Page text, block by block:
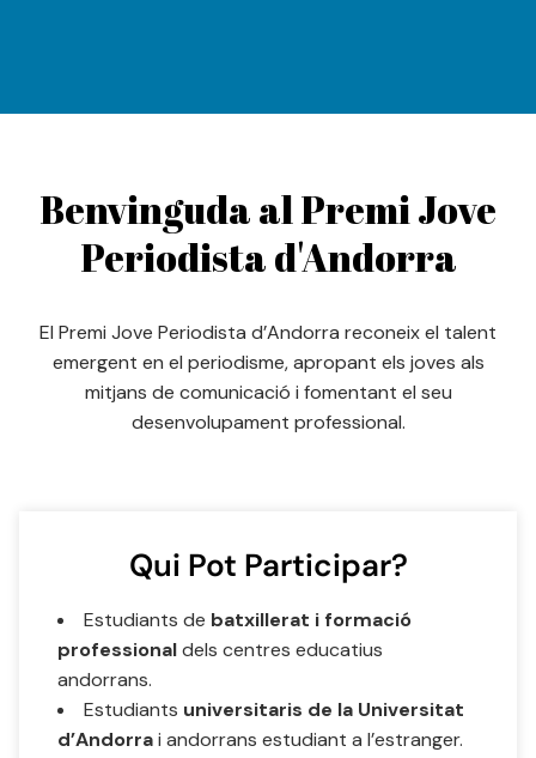
Benvinguda al Premi Jove
Periodista d'Andorra
El Premi Jove Periodista d’Andorra reconeix el talent
emergent en el periodisme, apropant els joves als
mitjans de comunicació i fomentant el seu
desenvolupament professional.
Qui Pot Participar?
Estudiants de batxillerat i formació
professionaldels centres educatius
andorrans.
Estudiants universitaris de la Universitat
d’Andorrai andorrans estudiant a l’estranger.